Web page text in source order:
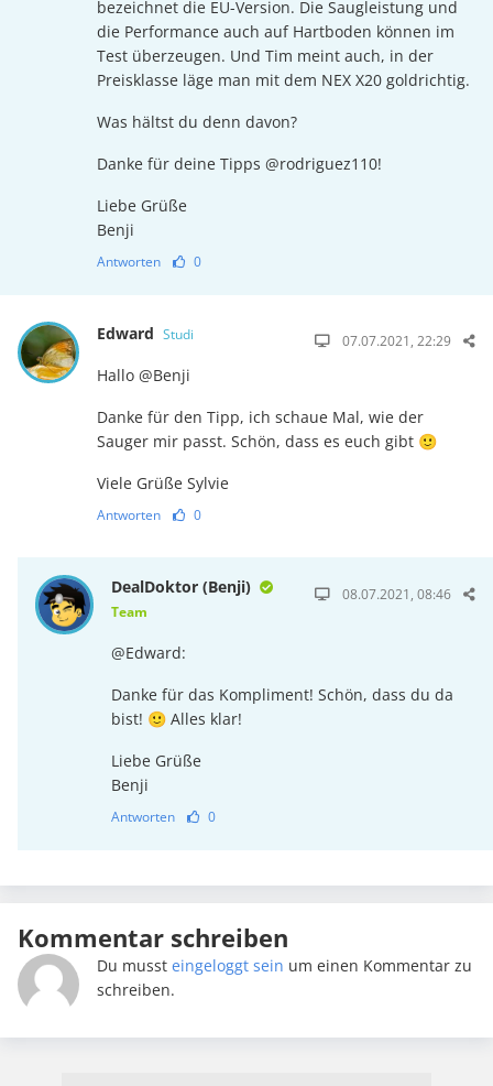
bezeichnet die EU-Version. Die Saugleistung und
die Performance auch auf Hartboden können im
Test überzeugen. Und Tim meint auch, in der
Preisklasse läge man mit dem NEX X20 goldrichtig.
Was hältst du denn davon?
Danke für deine Tipps @rodriguez110!
Liebe Grüße
Benji
Antworten 0
Edward Studi 07.07.2021, 22:29
Hallo @Benji
Danke für den Tipp, ich schaue Mal, wie der
Sauger mir passt. Schön, dass es euch gibt 🙂
Viele Grüße Sylvie
Antworten 0
DealDoktor (Benji)
Team
08.07.2021, 08:46
@Edward:
Danke für das Kompliment! Schön, dass du da
bist! 🙂 Alles klar!
Liebe Grüße
Benji
Antworten 0
Kommentar schreiben
Du musst eingeloggt sein um einen Kommentar zu
schreiben.